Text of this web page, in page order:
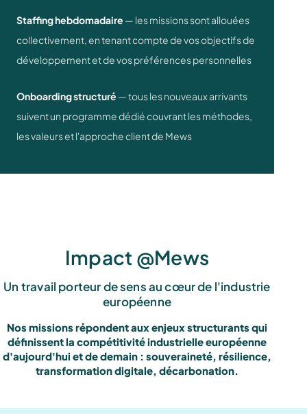
Staffing hebdomadaire — les missions sont allouées
collectivement, en tenant compte de vos objectifs de
développement et de vos préférences personnelles
Onboarding structuré — tous les nouveaux arrivants
suivent un programme dédié couvrant les méthodes,
les valeurs et l'approche client de Mews
Impact @Mews
Un travail porteur de sens au cœur de l'industrie
européenne
Nos missions répondent aux enjeux structurants qui
définissent la compétitivité industrielle européenne
d'aujourd'hui et de demain : souveraineté, résilience,
transformation digitale, décarbonation.